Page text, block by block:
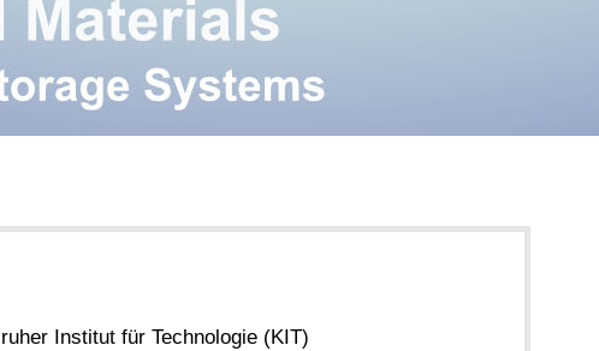
Institut für Technologie (KIT)